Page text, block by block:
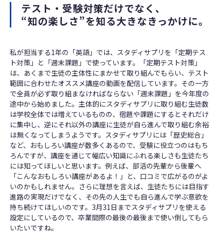
テスト・受験対策だけでなく、
“知の楽しさ”を知る大きなきっかけに。
私が担当する1年の「英語」では、スタディサプリを「定期テス
ト対策」と「週末課題」で使っています。「定期テスト対策」
は、あくまで生徒の主体性にまかせて取り組んでもらい、テスト
範囲に合わせたオススメ講座の動画を配信しています。その一方
で全員が必ず取り組まなければならない「週末課題」を今年度の
途中から始めました。主体的にスタディサプリに取り組む生徒数
は学校全体では増えているものの、宿題や課題にするとそれだけ
に集中し、逆にそれ以外の講座に生徒が自ら進んで取り組む余裕
は無くなってしまうようです。スタディサプリには「歴史総合」
など、おもしろい講座が数多くあるので、受験に役立つのはもち
ろんですが、講座を通じて幅広い知識にふれる楽しさも生徒たち
には知ってほしいと思います。例えば、部活の先輩から後輩へ
「こんなおもしろい講座があるよ！」と、口コミで広がるのがよ
いのかもしれません。さらに理想を言えば、生徒たちには目指す
進路の実現だけでなく、その先の人生でも自ら進んで学ぶ意欲を
持ち続けてほしいのです。3月31日までスタディサプリを使える
設定にしているので、卒業間際の最後の最後まで使い倒してもら
いたいですね。